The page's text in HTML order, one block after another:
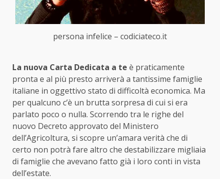
persona infelice – codiciateco.it
La nuova Carta Dedicata a te è praticamente
pronta e al più presto arriverà a tantissime famiglie
italiane in oggettivo stato di difficoltà economica. Ma
per qualcuno c’è un brutta sorpresa di cui si era
parlato poco o nulla. Scorrendo tra le righe del
nuovo Decreto approvato del Ministero
dell’Agricoltura, si scopre un’amara verità che di
certo non potrà fare altro che destabilizzare migliaia
di famiglie che avevano fatto già i loro conti in vista
dell’estate.